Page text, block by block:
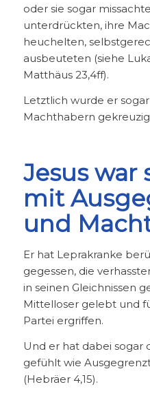
oder sie sogar
unterdrückten, ihre
heuchelten,
ausbeuteten (siehe
Matthäus 23,4ff).
Letztlich wurde er
Machthabern
Jesus war
mit
und
Er hat Leprakranke
gegessen, die
in seinen Gleichnissen
Mittelloser gelebt und
Partei ergriffen.
Und er hat dabei sogar
gefühlt wie
(Hebräer 4,15).